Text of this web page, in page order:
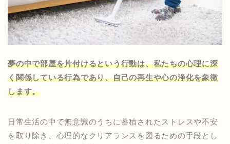
夢の中で部屋を片付けるという行動は、私たちの心理に深
く関係している行為であり、自己の再生や心の浄化を象徴
します。
日常生活の中で無意識のうちに蓄積されたストレスや不安
を取り除き、心理的なクリアランスを図るための手段とし